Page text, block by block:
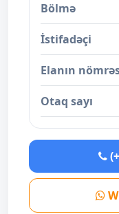
Bölmə
İstifadəçi
Elanın
Otaq sayı